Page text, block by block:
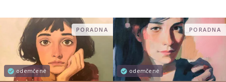
odemčené
PORADNA
odemčené
PORADNA